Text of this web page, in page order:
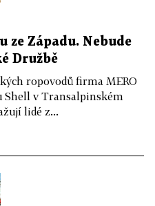
ze Západu. Nebude
Družbě
ropovodů firma MERO
Shell v Transalpinském
lidé z...